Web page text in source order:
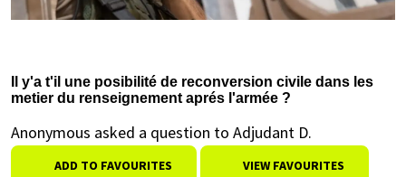
Il y'a t'il une posibilité de reconversion civile dans les
metier du renseignement aprés l'armée ?
Anonymous asked a question to Adjudant D.
ADD TO FAVOURITES VIEW FAVOURITES